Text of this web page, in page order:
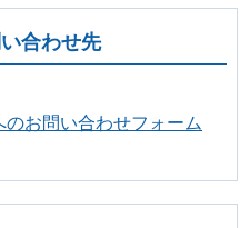
合わせ先
お問い合わせフォーム